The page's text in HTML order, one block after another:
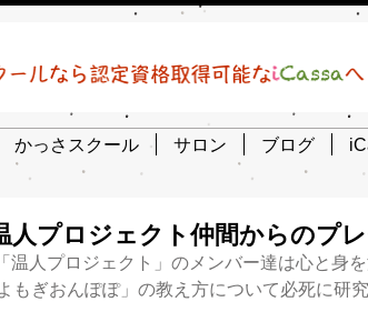
かっさスクール サロン ブログ
人プロジェクト仲間からのプ
温人プロジェクト」のメンバー達は心と身
もぎおんぽぽ」の教え方について必死に研究